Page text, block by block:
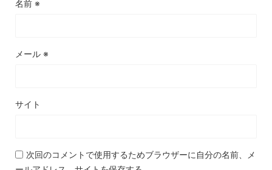
名前 ※
メール ※
サイト
次回のコメントで使用するためブラウザーに自分の名前、メ